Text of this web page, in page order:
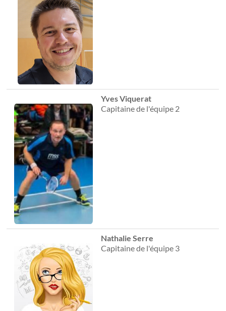
Yves Viquerat
Capitaine de l'équipe 2
Nathalie Serre
Capitaine de l'équipe 3